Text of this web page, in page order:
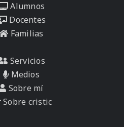
Alumnos
Docentes
Familias
Servicios
Medios
Sobre mí
Sobre cristic